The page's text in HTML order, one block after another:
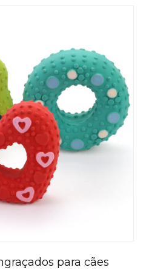
para cães